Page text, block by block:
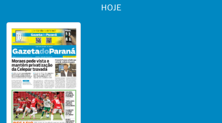
HOJE